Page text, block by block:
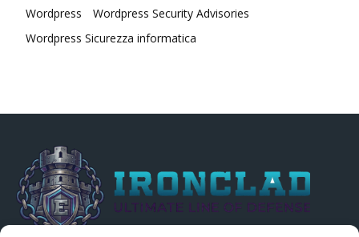
Wordpress
Wordpress Security Advisories
Wordpress Sicurezza informatica